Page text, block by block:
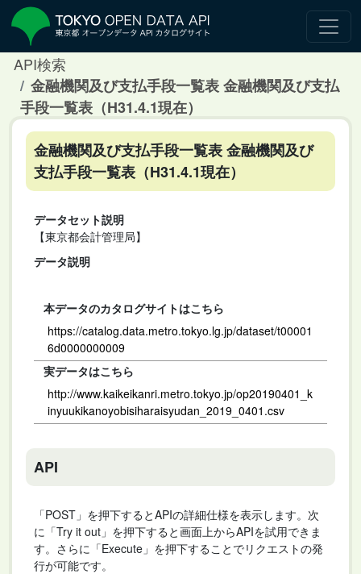
API検索
金融機関及び支払手段一覧表 金融機関及び支払
手段一覧表（H31.4.1現在）
金融機関及び支払手段一覧表 金融機関及び
支払手段一覧表（H31.4.1現在）
データセット説明
【東京都会計管理局】
データ説明
本データのカタログサイトはこちら
https://catalog.data.metro.tokyo.lg.jp/dataset/t00001
6d0000000009
実データはこちら
http://www.kaikeikanri.metro.tokyo.jp/op20190401_k
inyuukikanoyobisiharaisyudan_2019_0401.csv
API
「POST」を押下するとAPIの詳細仕様を表示します。次
に「Try it out」を押下すると画面上からAPIを試用できま
す。さらに「Execute」を押下することでリクエストの発
行が可能です。